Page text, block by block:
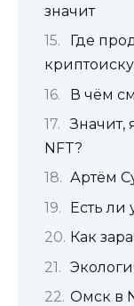
значит
Где
В чём
Значит,
NFT?
Артём
Есть ли
Как
Омск в